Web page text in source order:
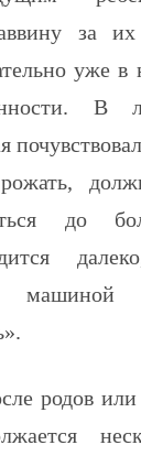
за их
уже в
В
до
родов